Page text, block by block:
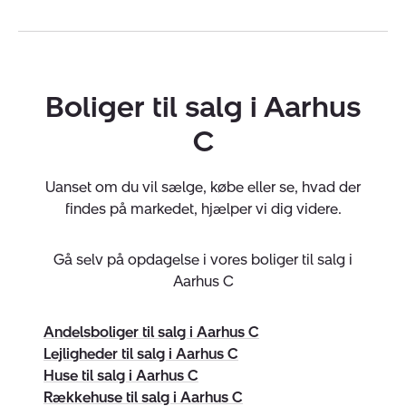
kan hjælpe dig med at finde en lejebolig og endvidere
Effektiv formidling
Uanset om du ønsker at sælge, købe eller udleje,
tilrettelægger vi et forløb, der er tilpasset din situation.
Vores tilgang er professionel, struktureret og altid med
respekt for både boligen og processen.
Uforpligtende vurdering
en uforpligtende vurdering og ærlig rådgivning af
boligen. Du er altid velkommen til at kontakte os på tlf.
86 17 40 11 eller kigge forbi forretningen til en fortrolig
samtale.
Boliger til salg i Aarhus
C
Uanset om du vil sælge, købe eller se, hvad der
findes på markedet, hjælper vi dig videre.
Gå selv på opdagelse i vores boliger til salg i
Aarhus C
Andelsboliger til salg i Aarhus C
Lejligheder til salg i Aarhus C
Huse til salg i Aarhus C
Rækkehuse til salg i Aarhus C